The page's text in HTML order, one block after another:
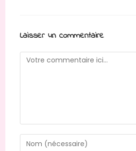
Laisser un commentaire